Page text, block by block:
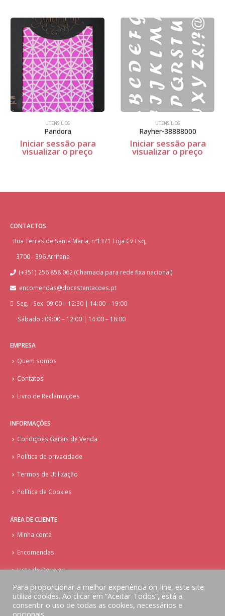
UTENSÍLIOS
Pandora
Iniciar sessão para
visualizar o preço
UTENSÍLIOS
Rayher-38888000
Iniciar sessão para
visualizar o preço
CONTACTOS
Rua Terras de Santa Maria, nº1371 Loja Cv Esq,
3700 - 396 Arrifana
(+351) 256 858 062 (Chamada para rede fixa nacional)
encomendas@docestentacoes.pt
Seg. - Sex. 09:00 – 12:30 | 14:00 – 19:00
Sábado : 09:00 – 12:00 | 14:00 – 18:00
EMPRESA
Quem somos
Contatos
Livro de Reclamações
INFORMAÇÕES
Condições Gerais de Venda
Política de privacidade
Termos de Utilização
Política de Cookies
ÁREA DE CLIENTE
Minha conta
Encomendas
Lista de Desejos
Para proporcionar a melhor experiência on-line, este site
utiliza cookies. Ao clicar em “Aceitar Todos”, está a
consentir o uso de todas as cookies, necessários e
opcionais.